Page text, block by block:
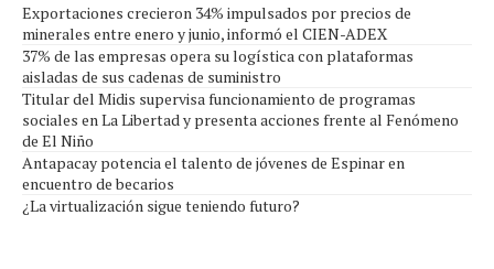
Exportaciones crecieron 34% impulsados por precios de
minerales entre enero y junio, informó el CIEN-ADEX
37% de las empresas opera su logística con plataformas
aisladas de sus cadenas de suministro
Titular del Midis supervisa funcionamiento de programas
sociales en La Libertad y presenta acciones frente al Fenómeno
de El Niño
Antapacay potencia el talento de jóvenes de Espinar en
encuentro de becarios
¿La virtualización sigue teniendo futuro?